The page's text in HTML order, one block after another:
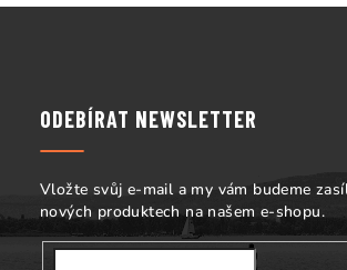
ODEBÍRAT NEWSLETTER
Vložte svůj e-mail a my vám budeme
nových produktech na našem e-shopu.